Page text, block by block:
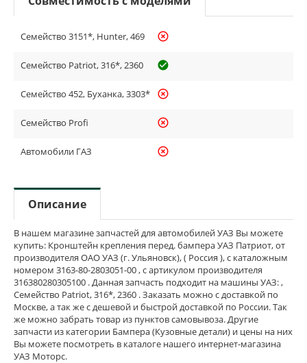
Семейство 3151*, Hunter, 469 highlight_off
Семейство Patriot, 316*, 2360 check_circle_outline
Семейство 452, Буханка, 3303* highlight_off
Семейство Profi highlight_off
Автомобили ГАЗ highlight_off
Описание
В нашем магазине запчастей для автомобилей УАЗ Вы можете
купить: Кронштейн крепления перед. бампера УАЗ Патриот, от
производителя ОАО УАЗ (г. Ульяновск), ( Россия ), с каталожным
номером 3163-80-2803051-00 , с артикулом производителя
316380280305100 . Данная запчасть подходит на машины УАЗ: ,
Семейство Patriot, 316*, 2360 . Заказать можно с доставкой по
Москве, а так же с дешевой и быстрой доставкой по России. Так
же можно забрать товар из пунктов самовывоза. Другие
запчасти из категории Бампера (Кузовные детали) и цены на них
Вы можете посмотреть в каталоге нашего интернет-магазина
УАЗ Моторс.